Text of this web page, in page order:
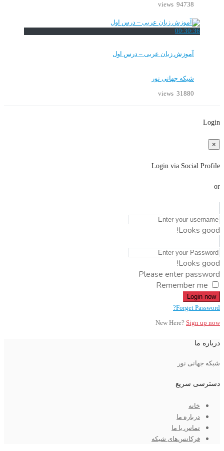
94738 views
00:30:36
آموزش زبان عربی – درس اول
شبکه جهانی نور
31880 views
Login
×
Login via Social Profile
or
Looks good!
Looks good!
Please enter password
Remember me
Login now
Forget Password?
New Here? Sign up now
درباره ما
شبکه جهانی نور
دسترسی سریع
خانه
درباره ما
تماس با ما
فرکانس‌های شبکه